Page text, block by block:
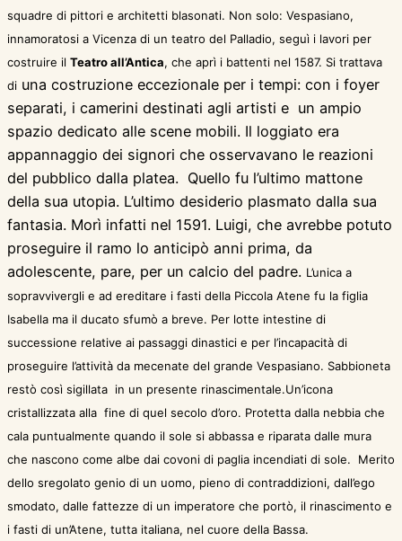
squadre di pittori e architetti blasonati. Non solo: Vespasiano,
innamoratosi a Vicenza di un teatro del Palladio, seguì i lavori per
costruire il Teatro all’Antica, che aprì i battenti nel 1587. Si trattava
di una costruzione eccezionale per i tempi: con i foyer
separati, i camerini destinati agli artisti e un ampio
spazio dedicato alle scene mobili. Il loggiato era
appannaggio dei signori che osservavano le reazioni
del pubblico dalla platea. Quello fu l’ultimo mattone
della sua utopia. L’ultimo desiderio plasmato dalla sua
fantasia. Morì infatti nel 1591. Luigi, che avrebbe potuto
proseguire il ramo lo anticipò anni prima, da
adolescente, pare, per un calcio del padre. L’unica a
sopravvivergli e ad ereditare i fasti della Piccola Atene fu la figlia
Isabella ma il ducato sfumò a breve. Per lotte intestine di
successione relative ai passaggi dinastici e per l’incapacità di
proseguire l’attività da mecenate del grande Vespasiano. Sabbioneta
restò così sigillata in un presente rinascimentale.Un’icona
cristallizzata alla fine di quel secolo d’oro. Protetta dalla nebbia che
cala puntualmente quando il sole si abbassa e riparata dalle mura
che nascono come albe dai covoni di paglia incendiati di sole. Merito
dello sregolato genio di un uomo, pieno di contraddizioni, dall’ego
smodato, dalle fattezze di un imperatore che portò, il rinascimento e
i fasti di un’Atene, tutta italiana, nel cuore della Bassa.